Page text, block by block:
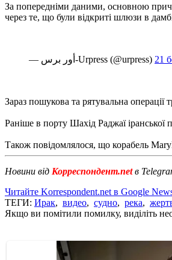
За попередніми даними, основною
через те, що були відкриті шлюзи в
— أور برس-Urpress (@urpress) 21
Зараз пошукова та рятувальна операції
Раніше в порту Шахід Раджаї іранської
Також повідомлялося, що корабель
Новини від Корреспондент.netв
Читайте Korrespondent.net в Google
ТЕГИ: Ирак, видео, судно, река,
Якщо ви помітили помилку, виділіть